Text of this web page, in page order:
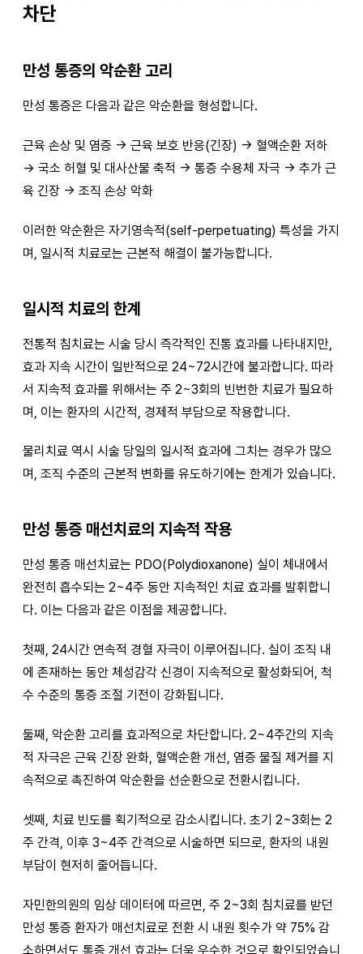
차단
만성 통증의 악순환 고리
만성 통증은 다음과 같은 악순환을 형성합니다.
근육 손상 및 염증 → 근육 보호 반응(긴장) → 혈액순환 저하
→ 국소 허혈 및 대사산물 축적 → 통증 수용체 자극 → 추가 근
육 긴장 → 조직 손상 악화
이러한 악순환은 자기영속적(self-perpetuating) 특성을 가지
며, 일시적 치료로는 근본적 해결이 불가능합니다.
일시적 치료의 한계
전통적 침치료는 시술 당시 즉각적인 진통 효과를 나타내지만,
효과 지속 시간이 일반적으로 24~72시간에 불과합니다. 따라
서 지속적 효과를 위해서는 주 2~3회의 빈번한 치료가 필요하
며, 이는 환자의 시간적, 경제적 부담으로 작용합니다.
물리치료 역시 시술 당일의 일시적 효과에 그치는 경우가 많으
며, 조직 수준의 근본적 변화를 유도하기에는 한계가 있습니다.
만성 통증 매선치료의 지속적 작용
만성 통증 매선치료는 PDO(Polydioxanone) 실이 체내에서
완전히 흡수되는 2~4주 동안 지속적인 치료 효과를 발휘합니
다. 이는 다음과 같은 이점을 제공합니다.
첫째, 24시간 연속적 경혈 자극이 이루어집니다. 실이 조직 내
에 존재하는 동안 체성감각 신경이 지속적으로 활성화되어, 척
수 수준의 통증 조절 기전이 강화됩니다.
둘째, 악순환 고리를 효과적으로 차단합니다. 2~4주간의 지속
적 자극은 근육 긴장 완화, 혈액순환 개선, 염증 물질 제거를 지
속적으로 촉진하여 악순환을 선순환으로 전환시킵니다.
셋째, 치료 빈도를 획기적으로 감소시킵니다. 초기 2~3회는 2
주 간격, 이후 3~4주 간격으로 시술하면 되므로, 환자의 내원
부담이 현저히 줄어듭니다.
자민한의원의 임상 데이터에 따르면, 주 2~3회 침치료를 받던
만성 통증 환자가 매선치료로 전환 시 내원 횟수가 약 75% 감
소하면서도 통증 개선 효과는 더욱 우수한 것으로 확인되었습니